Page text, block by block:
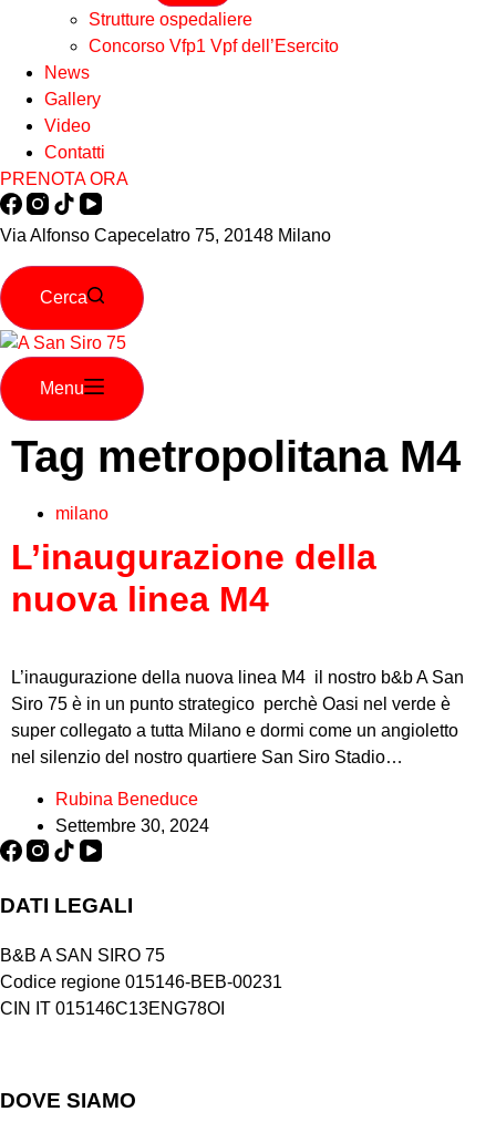
Strutture ospedaliere
Concorso Vfp1 Vpf dell’Esercito
News
Gallery
Video
Contatti
PRENOTA ORA
Via Alfonso Capecelatro 75, 20148 Milano
Cerca
Menu
Tag metropolitana M4
milano
L’inaugurazione della
nuova linea M4
L’inaugurazione della nuova linea M4 il nostro b&b A San
Siro 75 è in un punto strategico perchè Oasi nel verde è
super collegato a tutta Milano e dormi come un angioletto
nel silenzio del nostro quartiere San Siro Stadio…
Rubina Beneduce
Settembre 30, 2024
DATI LEGALI
B&B A SAN SIRO 75
Codice regione 015146-BEB-00231
CIN IT 015146C13ENG78OI
DOVE SIAMO